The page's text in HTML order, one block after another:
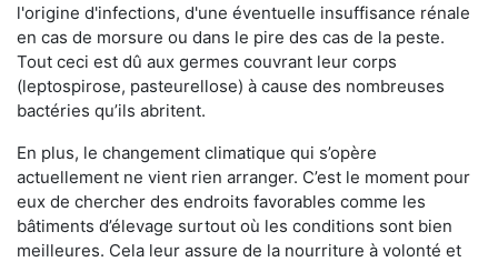
l'origine d'infections, d'une éventuelle insuffisance rénale
en cas de morsure ou dans le pire des cas de la peste.
Tout ceci est dû aux germes couvrant leur corps
(leptospirose, pasteurellose) à cause des nombreuses
bactéries qu’ils abritent.
En plus, le changement climatique qui s’opère
actuellement ne vient rien arranger. C’est le moment pour
eux de chercher des endroits favorables comme les
bâtiments d’élevage surtout où les conditions sont bien
meilleures. Cela leur assure de la nourriture à volonté et